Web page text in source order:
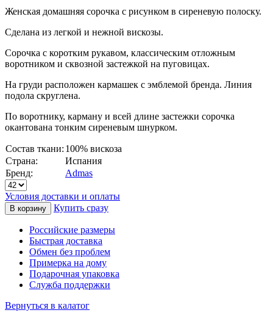
Женская домашняя сорочка с рисунком в сиреневую полоску.
Сделана из легкой и нежной вискозы.
Сорочка с коротким рукавом, классическим отложным
воротником и сквозной застежкой на пуговицах.
На груди расположен кармашек с эмблемой бренда. Линия
подола скруглена.
По воротнику, карману и всей длине застежки сорочка
окантована тонким сиреневым шнурком.
Состав ткани: 100% вискоза
Страна:
Испания
Бренд:
Admas
Условия доставки и оплаты
Купить сразу
Российские размеры
Быстрая доставка
Обмен без проблем
Примерка на дому
Подарочная упаковка
Служба поддержки
Вернуться в калатог